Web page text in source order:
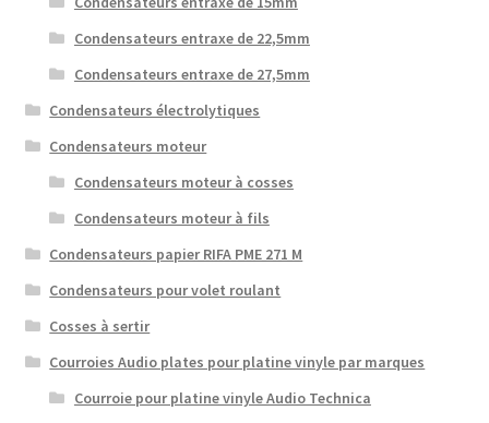
Condensateurs entraxe de 22,5mm
Condensateurs entraxe de 27,5mm
Condensateurs électrolytiques
Condensateurs moteur
Condensateurs moteur à cosses
Condensateurs moteur à fils
Condensateurs papier RIFA PME 271 M
Condensateurs pour volet roulant
Cosses à sertir
Courroies Audio plates pour platine vinyle par marques
Courroie pour platine vinyle Audio Technica